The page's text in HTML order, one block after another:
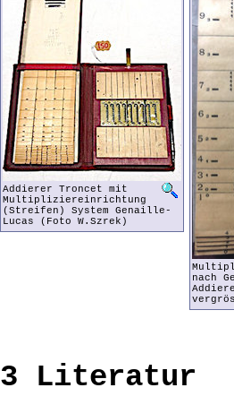
Addierer Troncet mit
Multipliziereinrichtung
(Streifen) System Genaille-
Lucas (Foto W.Szrek)
nach
3 Literatur